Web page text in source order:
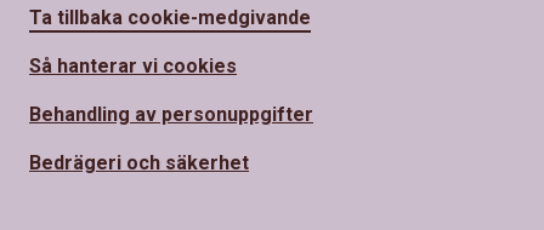
Ta tillbaka cookie-medgivande
Så hanterar vi cookies
Behandling av personuppgifter
Bedrägeri och säkerhet